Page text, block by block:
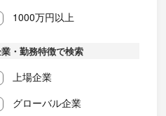
1000万円以上
・勤務特徴で検索
上場企業
グローバル企業